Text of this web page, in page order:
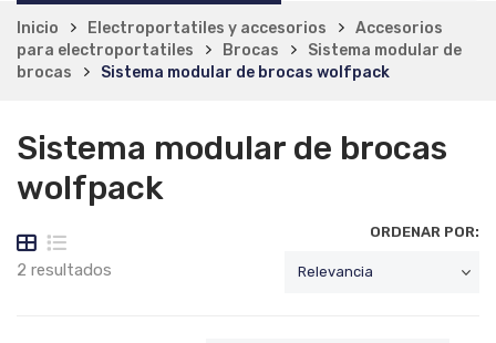
Inicio Electroportatiles y accesorios
Accesorios
para electroportatiles
Brocas
Sistema modular de
brocas
Sistema modular de brocas wolfpack
Sistema modular de brocas
wolfpack
2 resultados
ORDENAR POR: